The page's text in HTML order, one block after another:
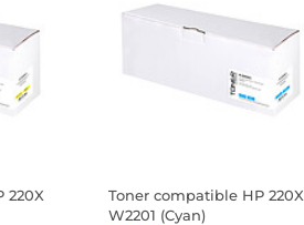
220X
Toner compatible HP 220X
W2201 (Cyan)